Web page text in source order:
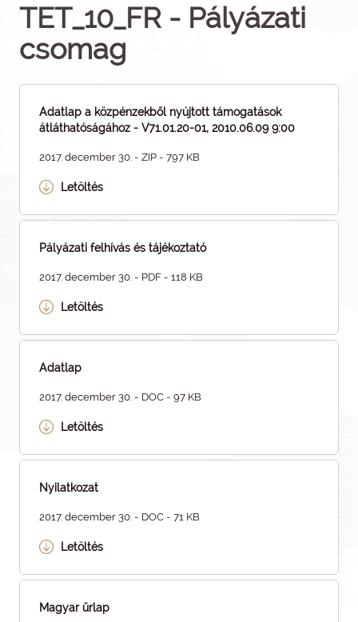
TET_10_FR - Pályázati
csomag
Adatlap a közpénzekből nyújtott támogatások
átláthatóságához - V71.01.20-01, 2010.06.09 9:00
2017. december 30. - ZIP - 797 KB
Letöltés
Pályázati felhívás és tájékoztató
2017. december 30. - PDF - 118 KB
Letöltés
Adatlap
2017. december 30. - DOC - 97 KB
Letöltés
Nyilatkozat
2017. december 30. - DOC - 71 KB
Letöltés
Magyar űrlap